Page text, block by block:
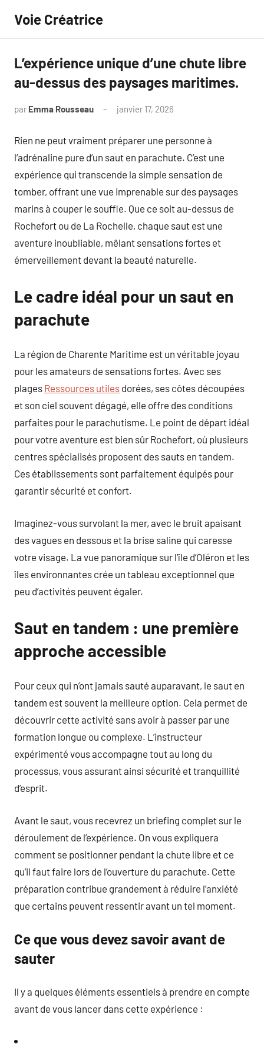
contenu
Voie Créatrice
L’expérience unique d’une chute libre
au-dessus des paysages maritimes.
par Emma Rousseau janvier 17, 2026
Rien ne peut vraiment préparer une personne à
l’adrénaline pure d’un saut en parachute. C’est une
expérience qui transcende la simple sensation de
tomber, offrant une vue imprenable sur des paysages
marins à couper le souffle. Que ce soit au-dessus de
Rochefort ou de La Rochelle, chaque saut est une
aventure inoubliable, mêlant sensations fortes et
émerveillement devant la beauté naturelle.
Le cadre idéal pour un saut en
parachute
La région de Charente Maritime est un véritable joyau
pour les amateurs de sensations fortes. Avec ses
plages Ressources utiles dorées, ses côtes découpées
et son ciel souvent dégagé, elle offre des conditions
parfaites pour le parachutisme. Le point de départ idéal
pour votre aventure est bien sûr Rochefort, où plusieurs
centres spécialisés proposent des sauts en tandem.
Ces établissements sont parfaitement équipés pour
garantir sécurité et confort.
Imaginez-vous survolant la mer, avec le bruit apaisant
des vagues en dessous et la brise saline qui caresse
votre visage. La vue panoramique sur l’île d’Oléron et les
îles environnantes crée un tableau exceptionnel que
peu d’activités peuvent égaler.
Saut en tandem : une première
approche accessible
Pour ceux qui n’ont jamais sauté auparavant, le saut en
tandem est souvent la meilleure option. Cela permet de
découvrir cette activité sans avoir à passer par une
formation longue ou complexe. L’instructeur
expérimenté vous accompagne tout au long du
processus, vous assurant ainsi sécurité et tranquillité
d’esprit.
Avant le saut, vous recevrez un briefing complet sur le
déroulement de l’expérience. On vous expliquera
comment se positionner pendant la chute libre et ce
qu’il faut faire lors de l’ouverture du parachute. Cette
préparation contribue grandement à réduire l’anxiété
que certains peuvent ressentir avant un tel moment.
Ce que vous devez savoir avant de
sauter
Il y a quelques éléments essentiels à prendre en compte
avant de vous lancer dans cette expérience :